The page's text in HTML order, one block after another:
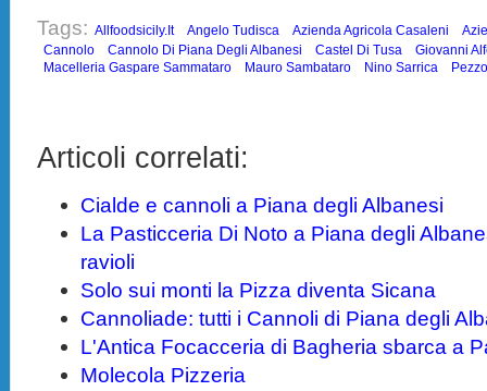
Tags: Allfoodsicily.it Angelo Tudisca Azienda Agricola Casaleni
Cannolo
Cannolo Di Piana Degli Albanesi Castel Di Tusa
Giovanni
Macelleria Gaspare Sammataro
Mauro Sambataro Nino Sarrica
Articoli correlati:
Cialde e cannoli a Piana degli Albanesi
La Pasticceria Di Noto a Piana degli
ravioli
Solo sui monti la Pizza diventa Sicana
Cannoliade: tutti i Cannoli di Piana degli
L'Antica Focacceria di Bagheria sbarca a
Molecola Pizzeria